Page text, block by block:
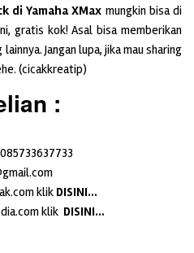
di Yamaha XMax mungkin bisa di
gratis kok! Asal bisa memberikan
Jangan lupa, jika mau sharing
(cicakkreatip)
:
klik DISINI…
klik DISINI…